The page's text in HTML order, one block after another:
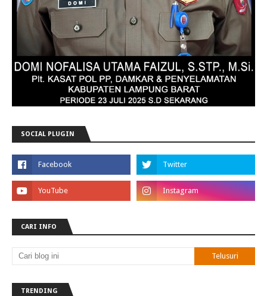
SOCIAL PLUGIN
CARI INFO
TRENDING